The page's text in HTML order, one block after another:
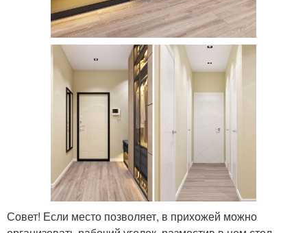
Совет! Если место позволяет, в прихожей можно